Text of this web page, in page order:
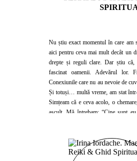
Nu știu exact momentul în care am
aici pentru ceva mai mult decât un
drepte și reguli clare. Dar știu că,
fascinat oamenii. Adevărul lor.
Conexiunile care nu au nevoie de
Și totuși… multă vreme, am stat
Simțeam că e ceva acolo, o
ascult. Mă întrebam: “Cine sunt
cu ceea ce evităm. M-a împins, m-a
prăbușesc și să mă ridic din nou.